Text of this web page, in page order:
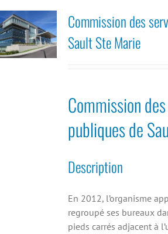
Commission des
Sault Ste Marie
Commission
publiques de
Description
En 2012, l’organisme
regroupé ses bureaux
pieds carrés adjacent à